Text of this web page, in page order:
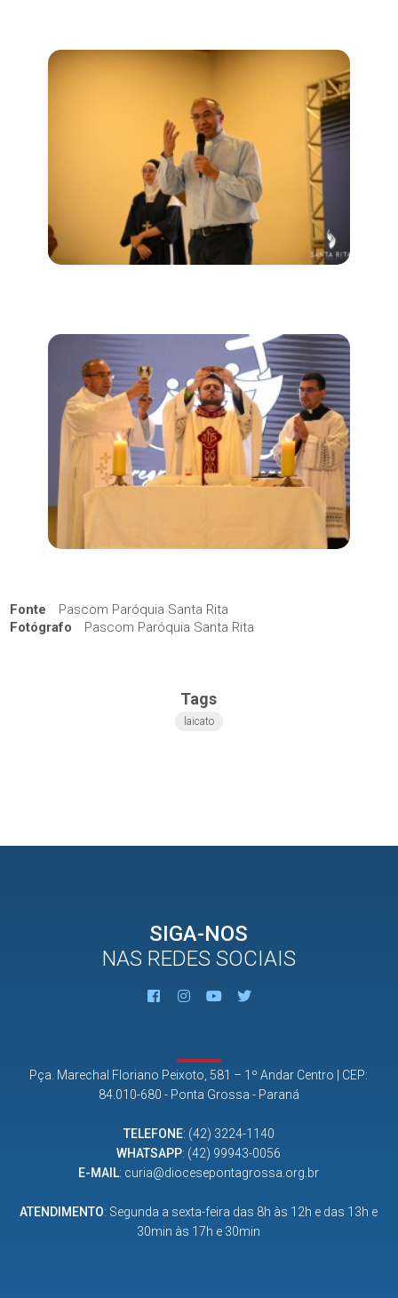
Fonte
Pascom Paróquia Santa Rita
Fotógrafo
Pascom Paróquia Santa Rita
Tags
laicato
SIGA-NOS
NAS REDES SOCIAIS
Pça. Marechal Floriano Peixoto, 581 – 1º Andar Centro | CEP:
84.010-680 - Ponta Grossa - Paraná
TELEFONE: (42) 3224-1140
WHATSAPP: (42) 99943-0056
E-MAIL: curia@diocesepontagrossa.org.br
ATENDIMENTO: Segunda a sexta-feira das 8h às 12h e das 13h e
30min às 17h e 30min